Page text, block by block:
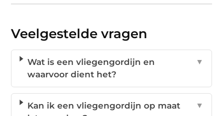
Veelgestelde vragen
Wat is een vliegengordijn en
waarvoor dient het?
▼
Kan ik een vliegengordijn op maat
▼